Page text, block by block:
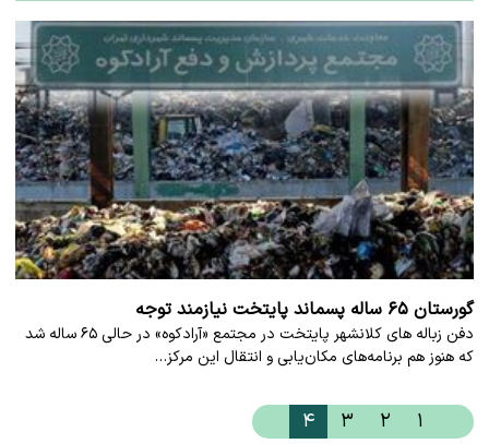
گورستان ۶۵ ساله پسماند پایتخت نیازمند توجه
دفن زباله های کلانشهر پایتخت در مجتمع «آرادکوه» در حالی ۶۵ ساله شد
که هنوز هم برنامه‌های مکان‌یابی و انتقال این مرکز…
۱ ۲ ۳ ۴